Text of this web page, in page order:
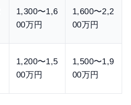
1,300〜1,6
00万円
1,600〜2,2
00万円
1,200〜1,5
00万円
1,500〜1,9
00万円